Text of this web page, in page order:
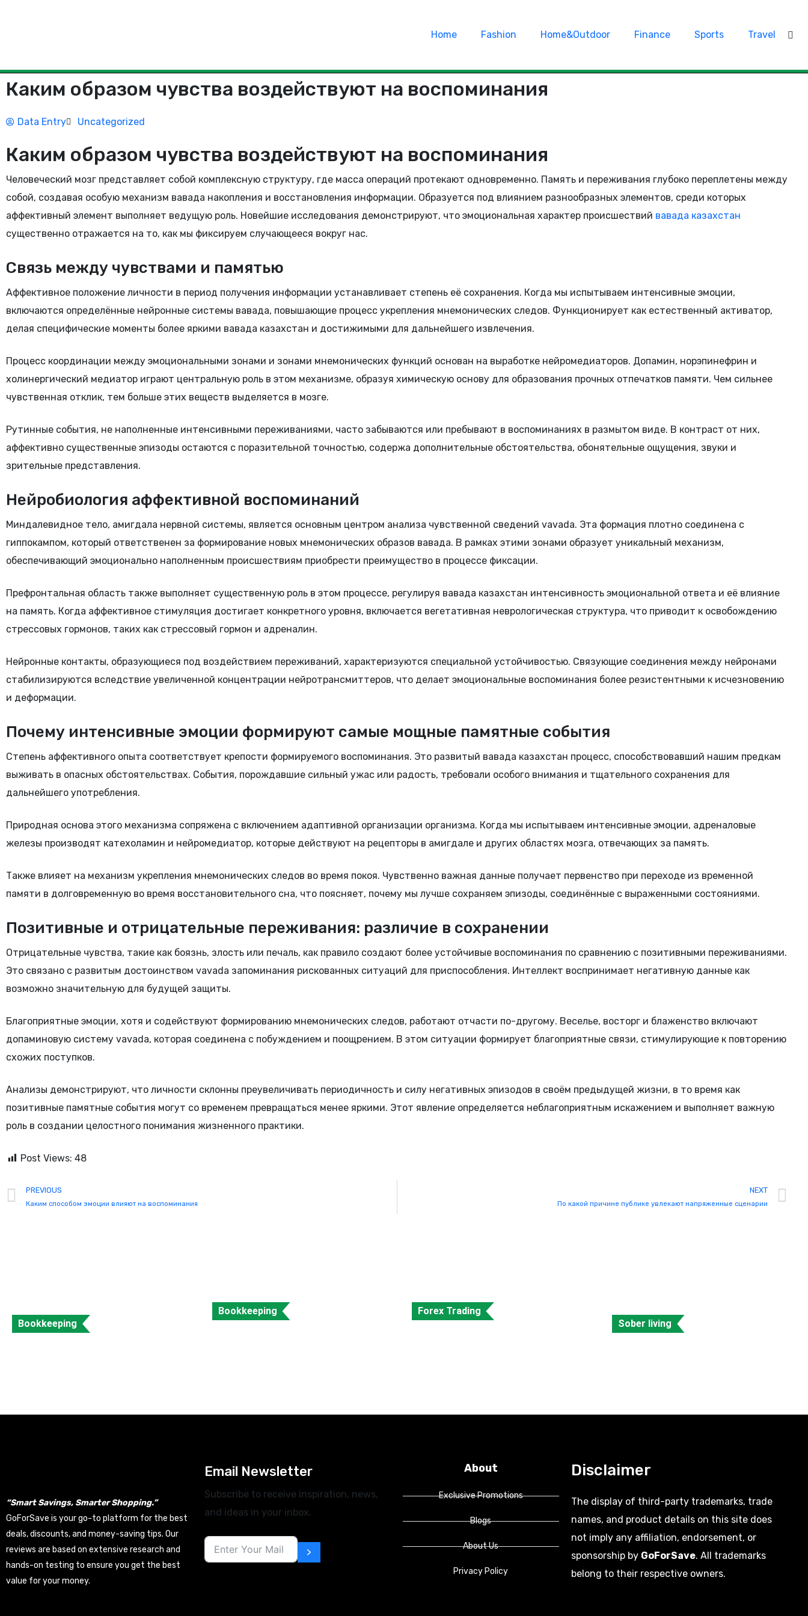
Home Fashion Home&Outdoor Finance Sports Travel
Каким образом чувства воздействуют на воспоминания
Data Entry Uncategorized
Каким образом чувства воздействуют на воспоминания
Человеческий мозг представляет собой комплексную структуру, где масса операций протекают одновременно. Память и переживания глубоко переплетены между
собой, создавая особую механизм вавада накопления и восстановления информации. Образуется под влиянием разнообразных элементов, среди которых
аффективный элемент выполняет ведущую роль. Новейшие исследования демонстрируют, что эмоциональная характер происшествий вавада казахстан
существенно отражается на то, как мы фиксируем случающееся вокруг нас.
Связь между чувствами и памятью
Аффективное положение личности в период получения информации устанавливает степень её сохранения. Когда мы испытываем интенсивные эмоции,
включаются определённые нейронные системы вавада, повышающие процесс укрепления мнемонических следов. Функционирует как естественный активатор,
делая специфические моменты более яркими вавада казахстан и достижимыми для дальнейшего извлечения.
Процесс координации между эмоциональными зонами и зонами мнемонических функций основан на выработке нейромедиаторов. Допамин, норэпинефрин и
холинергический медиатор играют центральную роль в этом механизме, образуя химическую основу для образования прочных отпечатков памяти. Чем сильнее
чувственная отклик, тем больше этих веществ выделяется в мозге.
Рутинные события, не наполненные интенсивными переживаниями, часто забываются или пребывают в воспоминаниях в размытом виде. В контраст от них,
аффективно существенные эпизоды остаются с поразительной точностью, содержа дополнительные обстоятельства, обонятельные ощущения, звуки и
зрительные представления.
Нейробиология аффективной воспоминаний
Миндалевидное тело, амигдала нервной системы, является основным центром анализа чувственной сведений vavada. Эта формация плотно соединена с
гиппокампом, который ответственен за формирование новых мнемонических образов вавада. В рамках этими зонами образует уникальный механизм,
обеспечивающий эмоционально наполненным происшествиям приобрести преимущество в процессе фиксации.
Префронтальная область также выполняет существенную роль в этом процессе, регулируя вавада казахстан интенсивность эмоциональной ответа и её влияние
на память. Когда аффективное стимуляция достигает конкретного уровня, включается вегетативная неврологическая структура, что приводит к освобождению
стрессовых гормонов, таких как стрессовый гормон и адреналин.
Нейронные контакты, образующиеся под воздействием переживаний, характеризуются специальной устойчивостью. Связующие соединения между нейронами
стабилизируются вследствие увеличенной концентрации нейротрансмиттеров, что делает эмоциональные воспоминания более резистентными к исчезновению
и деформации.
Почему интенсивные эмоции формируют самые мощные памятные события
Степень аффективного опыта соответствует крепости формируемого воспоминания. Это развитый вавада казахстан процесс, способствовавший нашим предкам
выживать в опасных обстоятельствах. События, порождавшие сильный ужас или радость, требовали особого внимания и тщательного сохранения для
дальнейшего употребления.
Природная основа этого механизма сопряжена с включением адаптивной организации организма. Когда мы испытываем интенсивные эмоции, адреналовые
железы производят катехоламин и нейромедиатор, которые действуют на рецепторы в амигдале и других областях мозга, отвечающих за память.
Также влияет на механизм укрепления мнемонических следов во время покоя. Чувственно важная данные получает первенство при переходе из временной
памяти в долговременную во время восстановительного сна, что поясняет, почему мы лучше сохраняем эпизоды, соединённые с выраженными состояниями.
Позитивные и отрицательные переживания: различие в сохранении
Отрицательные чувства, такие как боязнь, злость или печаль, как правило создают более устойчивые воспоминания по сравнению с позитивными переживаниями.
Это связано с развитым достоинством vavada запоминания рискованных ситуаций для приспособления. Интеллект воспринимает негативную данные как
возможно значительную для будущей защиты.
Благоприятные эмоции, хотя и содействуют формированию мнемонических следов, работают отчасти по-другому. Веселье, восторг и блаженство включают
допаминовую систему vavada, которая соединена с побуждением и поощрением. В этом ситуации формирует благоприятные связи, стимулирующие к повторению
схожих поступков.
Анализы демонстрируют, что личности склонны преувеличивать периодичность и силу негативных эпизодов в своём предыдущей жизни, в то время как
позитивные памятные события могут со временем превращаться менее яркими. Этот явление определяется неблагоприятным искажением и выполняет важную
роль в создании целостного понимания жизненного практики.
Post Views: 48
PREVIOUS
Каким способом эмоции влияют на воспоминания
NEXT
По какой причине публике увлекают напряженные сценарии
Bookkeeping
Bookkeeping Forex Trading
Sober living
“Smart Savings, Smarter Shopping.”
GoForSave is your go-to platform for the best
deals, discounts, and money-saving tips. Our
reviews are based on extensive research and
hands-on testing to ensure you get the best
value for your money.
Email Newsletter
Subscribe to receive inspiration, news,
and ideas in your inbox.
>
About
Exclusive Promotions
Blogs
About Us
Privacy Policy
Disclaimer
The display of third-party trademarks, trade
names, and product details on this site does
not imply any affiliation, endorsement, or
sponsorship by GoForSave. All trademarks
belong to their respective owners.